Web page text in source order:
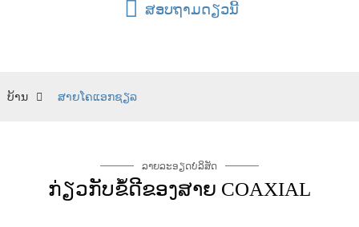
ສອບຖາມດຽວນີ້
ບ້ານ ສາຍໂຄແອກຊຽລ
ລາຍລະອຽດບໍລິສັດ
ກ່ຽວກັບຂໍ້ດີຂອງສາຍ COAXIAL